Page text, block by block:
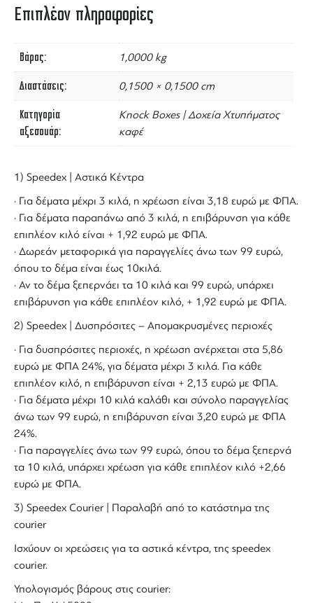
Επιπλέον πληροφορίες
Βάρος 1,0000 kg
Διαστάσεις 0,1500 × 0,1500 cm
Κατηγορία
αξεσουάρ
Knock Boxes | Δοχεία Χτυπήματος
καφέ
1) Speedex | Αστικά Κέντρα
· Για δέματα μέχρι 3 κιλά, η χρέωση είναι 3,18 ευρώ με ΦΠΑ.
· Για δέματα παραπάνω από 3 κιλά, η επιβάρυνση για κάθε
επιπλέον κιλό είναι + 1,92 ευρώ με ΦΠΑ.
· Δωρεάν μεταφορικά για παραγγελίες άνω των 99 ευρώ,
όπου το δέμα είναι έως 10κιλά.
· Αν το δέμα ξεπερνάει τα 10 κιλά και 99 ευρώ, υπάρχει
επιβάρυνση για κάθε επιπλέον κιλό, + 1,92 ευρώ με ΦΠΑ.
2) Speedex | Δυσπρόσιτες – Απομακρυσμένες περιοχές
· Για δυσπρόσιτες περιοχές, η χρέωση ανέρχεται στα 5,86
ευρώ με ΦΠΑ 24%, για δέματα μέχρι 3 κιλά. Για κάθε
επιπλέον κιλό, η επιβάρυνση είναι + 2,13 ευρώ με ΦΠΑ.
· Για δέματα μέχρι 10 κιλά καλάθι και σύνολο παραγγελίας
άνω των 99 ευρώ, η επιβάρυνση είναι 3,20 ευρώ με ΦΠΑ
24%.
· Για παραγγελίες άνω των 99 ευρώ, όπου το δέμα ξεπερνά
τα 10 κιλά, υπάρχει χρέωση για κάθε επιπλέον κιλό +2,66
ευρώ με ΦΠΑ.
3) Speedex Courier | Παραλαβή από το κατάστημα της
courier
Ισχύουν οι χρεώσεις για τα αστικά κέντρα, της speedex
courier.
Υπολογισμός βάρους στις courier: